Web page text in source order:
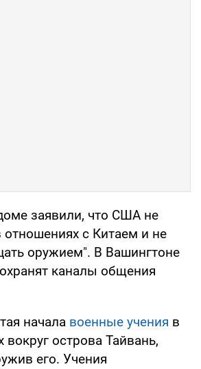
заявили, что США не
отношениях с Китаем и не
оружием". В Вашингтоне
каналы общения
начала военные учения в
вокруг острова Тайвань,
его. Учения